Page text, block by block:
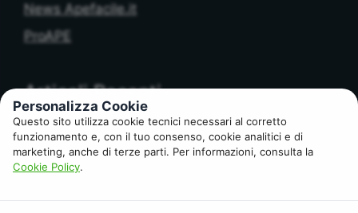
News Apefacile.it
ProAPE
Articoli Recenti
APE e Banca: cosa controlla l’Istituto di Credito
prima del rogito
Personalizza Cookie
Questo sito utilizza cookie tecnici necessari al corretto
funzionamento e, con il tuo consenso, cookie analitici e di
marketing, anche di terze parti. Per informazioni, consulta la
Cookie Policy.